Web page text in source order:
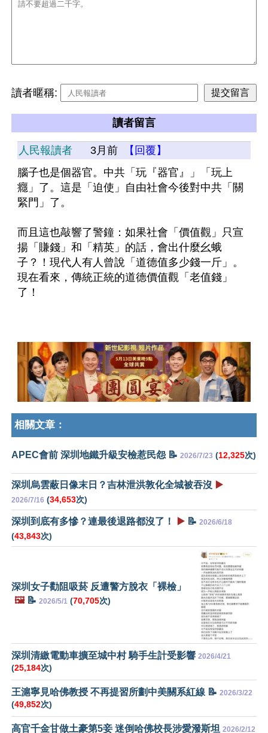
讀者暱稱:
讀者留言
人民報讀者 3月前
【回覆】
腦子也是個器官。中共「玩『器官』」「玩上
癮」了。這是「迫使」自由社會今後對中共「關
緊門」了。
而且這也敲響了警鐘：如果社會「價值觀」只宣
揚「賺錢」和「精英」的話，會出什麼幺蛾
子？！現代人有人曾說「道德值多少錢一斤」。
現在看來，傳統正統的道德價值觀「老值錢」
了！
相關文章：
APEC會前 深圳地鐵升級安檢惹民怨 📝 2026/7/23 (12,325次)
深圳烏雲蔽日像末日？吉林泄洪敦化全城被吞沒 ▶️
2026/7/16 (34,653次)
深圳到底有多慘？連最後退路都沒了！ ▶️ 📝 2026/6/18
(43,843次)
深圳女子勸阻吸菸 反遭警方脫衣「裸檢」
🖼️📝 2026/5/1 (70,705次)
深圳清繳電動車擴至城中村 騎手生計受影響 2026/4/21
(25,184次)
王滬寧見哈佛教授 不再提習所劃中美關系紅線 📝 2026/3/22
(49,852次)
高官千金甘做土豪第5妾 迷倒哈佛校長涉愛潑斯坦 2026/2/12